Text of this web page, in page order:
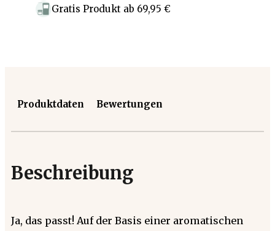
Gratis Produkt ab 69,95 €
Produktdaten Bewertungen
Beschreibung
Ja, das passt! Auf der Basis einer aromatischen